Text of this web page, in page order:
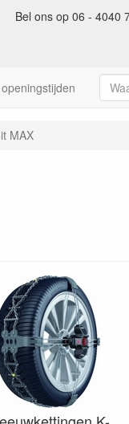
Bel ons op 06 - 4040
MAX